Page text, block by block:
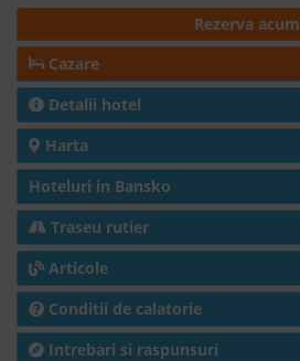
Rezerva acum
Cazare
Detalii hotel
Harta
Hoteluri in Bansko
Traseu rutier
Articole
Conditii de calatorie
Intrebari si raspunsuri
LEI EURO